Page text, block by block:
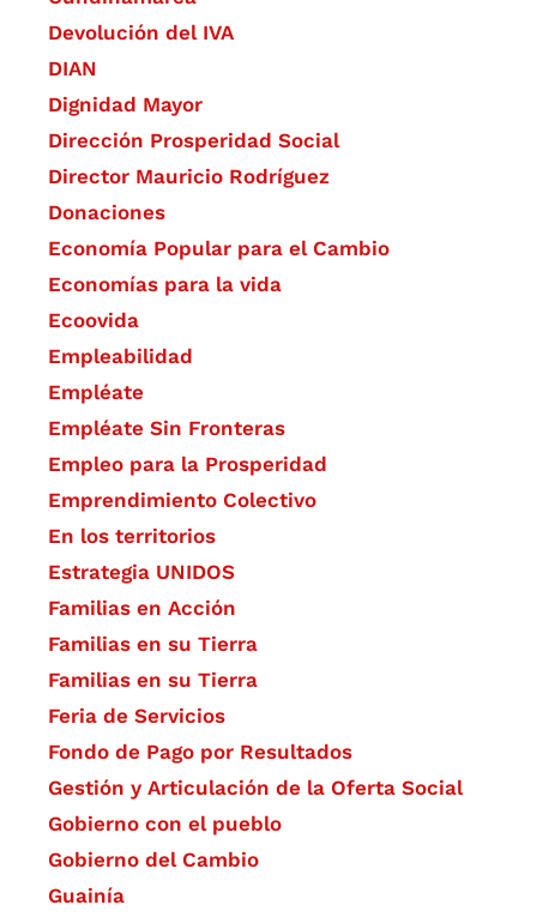
Devolución del IVA
DIAN
Dignidad Mayor
Dirección Prosperidad Social
Director Mauricio Rodríguez
Donaciones
Economía Popular para el Cambio
Economías para la vida
Ecoovida
Empleabilidad
Empléate
Empléate Sin Fronteras
Empleo para la Prosperidad
Emprendimiento Colectivo
En los territorios
Estrategia UNIDOS
Familias en Acción
Familias en su Tierra
Familias en su Tierra
Feria de Servicios
Fondo de Pago por Resultados
Gestión y Articulación de la Oferta Social
Gobierno con el pueblo
Gobierno del Cambio
Guainía